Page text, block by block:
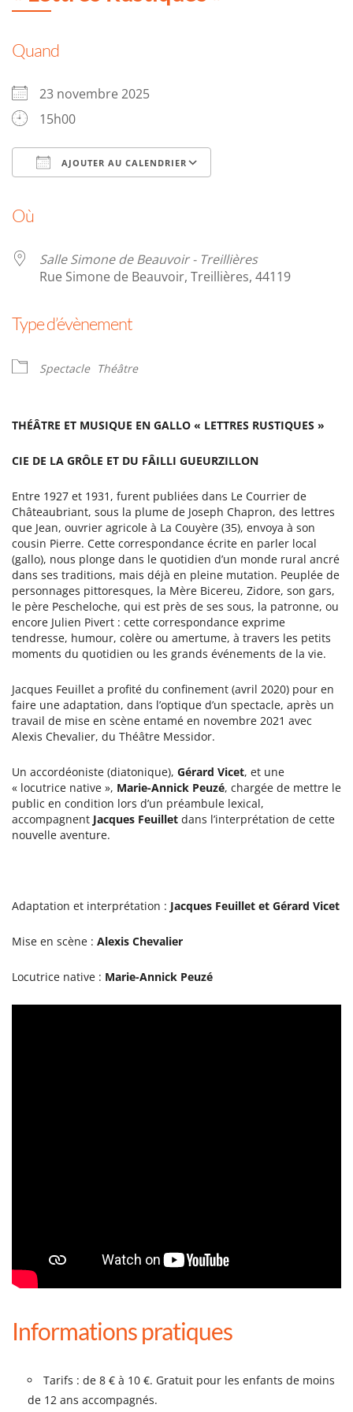
Quand
23 novembre 2025
15h00
AJOUTER AU CALENDRIER
Où
Salle Simone de Beauvoir - Treillières
Rue Simone de Beauvoir, Treillières, 44119
Type d’évènement
Spectacle Théâtre
THÉÂTRE ET MUSIQUE EN GALLO « LETTRES RUSTIQUES »
CIE DE LA GRÔLE ET DU FÂILLI GUEURZILLON
Entre 1927 et 1931, furent publiées dans Le Courrier de
Châteaubriant, sous la plume de Joseph Chapron, des lettres
que Jean, ouvrier agricole à La Couyère (35), envoya à son
cousin Pierre. Cette correspondance écrite en parler local
(gallo), nous plonge dans le quotidien d’un monde rural ancré
dans ses traditions, mais déjà en pleine mutation. Peuplée de
personnages pittoresques, la Mère Bicereu, Zidore, son gars,
le père Pescheloche, qui est près de ses sous, la patronne, ou
encore Julien Pivert : cette correspondance exprime
tendresse, humour, colère ou amertume, à travers les petits
moments du quotidien ou les grands événements de la vie.
Jacques Feuillet a profité du confinement (avril 2020) pour en
faire une adaptation, dans l’optique d’un spectacle, après un
travail de mise en scène entamé en novembre 2021 avec
Alexis Chevalier, du Théâtre Messidor.
Un accordéoniste (diatonique), Gérard Vicet, et une
« locutrice native », Marie-Annick Peuzé, chargée de mettre le
public en condition lors d’un préambule lexical,
accompagnent Jacques Feuillet dans l’interprétation de cette
nouvelle aventure.
Adaptation et interprétation : Jacques Feuillet et Gérard Vicet
Mise en scène : Alexis Chevalier
Locutrice native : Marie-Annick Peuzé
Informations pratiques
Tarifs : de 8 € à 10 €. Gratuit pour les enfants de moins
de 12 ans accompagnés.